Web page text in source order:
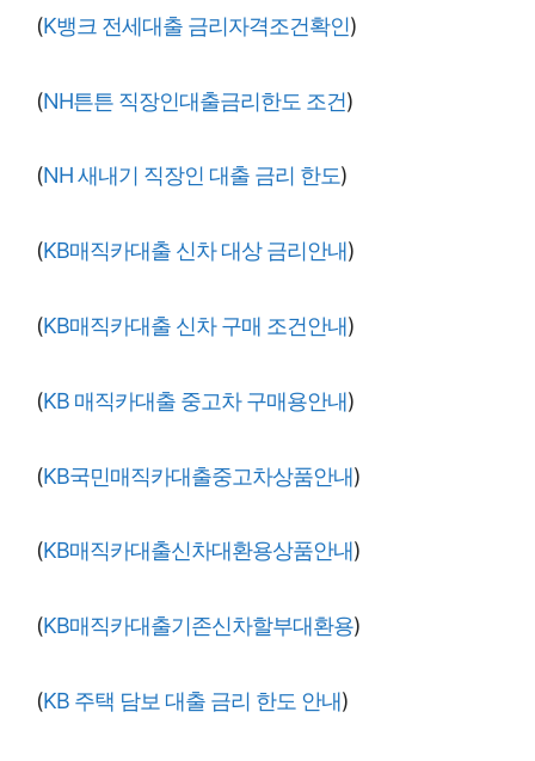
(K뱅크 전세대출 금리자격조건확인)
(NH튼튼 직장인대출금리한도 조건)
(NH 새내기 직장인 대출 금리 한도)
(KB매직카대출 신차 대상 금리안내)
(KB매직카대출 신차 구매 조건안내)
(KB 매직카대출 중고차 구매용안내)
(KB국민매직카대출중고차상품안내)
(KB매직카대출신차대환용상품안내)
(KB매직카대출기존신차할부대환용)
(KB 주택 담보 대출 금리 한도 안내)